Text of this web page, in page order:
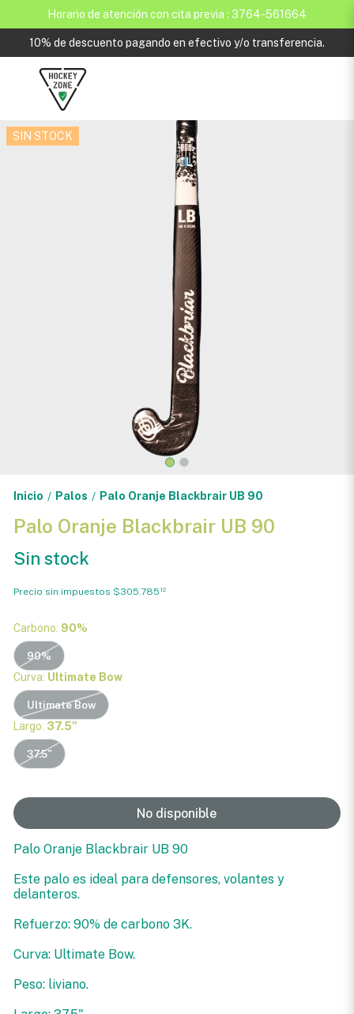
Horario de atención con cita previa : 3764-561664
10% de descuento pagando en efectivo y/o transferencia.
SIN STOCK
Inicio / Palos / Palo Oranje Blackbrair UB 90
Palo Oranje Blackbrair UB 90
Sin stock
Precio sin impuestos $305.785 12
Carbono: 90%
90%
Curva: Ultimate Bow
Ultimate Bow
Largo: 37.5"
37.5"
No disponible
Palo Oranje Blackbrair UB 90
Este palo es ideal para defensores, volantes y
delanteros.
Refuerzo: 90% de carbono 3K.
Curva: Ultimate Bow.
Peso: liviano.